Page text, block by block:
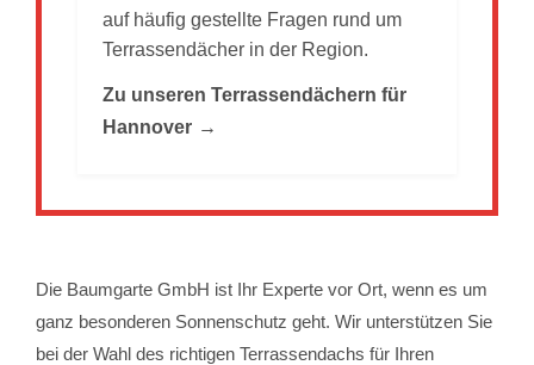
auf häufig gestellte Fragen rund um
Terrassendächer in der Region.
Zu unseren Terrassendächern für
Hannover →
Die Baumgarte GmbH ist Ihr Experte vor Ort, wenn es um
ganz besonderen Sonnenschutz geht. Wir unterstützen Sie
bei der Wahl des richtigen Terrassendachs für Ihren